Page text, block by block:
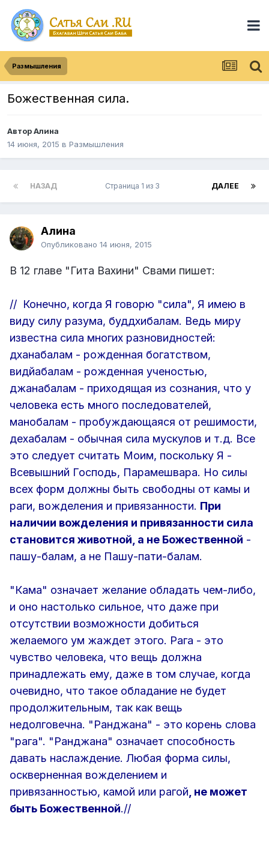
Размышления
Божественная сила.
АвторАлина
14 июня, 2015 в Размышления
НАЗАД ДАЛЕЕ
Страница 1 из 3
Алина
Опубликовано 14 июня, 2015
В 12 главе "Гита Вахини" Свами пишет:
// Конечно, когда Я говорю "сила", Я имею в
виду силу разума, буддхибалам. Ведь миру
известна сила многих разновидностей:
дханабалам - рожденная богатством,
видйабалам - рожденная ученостью,
джанабалам - приходящая из сознания, что у
человека есть много последователей,
манобалам - пробуждающаяся от решимости,
дехабалам - обычная сила мускулов и т.д. Все
это следует считать Моим, поскольку Я -
Всевышний Господь, Парамешвара. Но силы
всех форм должны быть свободны от камы и
раги, вожделения и привязанности. При
наличии вожделения и привязанности сила
становится животной, а не Божественной -
пашу-балам, а не Пашу-пати-балам.
"Кама" означает желание обладать чем-либо,
и оно настолько сильное, что даже при
отсутствии возможности добиться
желаемого ум жаждет этого. Рага - это
чувство человека, что вещь должна
принадлежать ему, даже в том случае, когда
очевидно, что такое обладание не будет
продолжительным, так как вещь
недолговечна. "Ранджана" - это корень слова
"рага". "Ранджана" означает способность
давать наслаждение. Любая форма силы,
оскверненная вожделением и
привязанностью, камой или рагой, не может
быть Божественной.//